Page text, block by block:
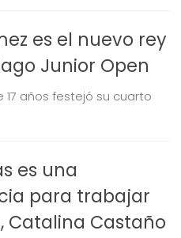
es el nuevo rey
Junior Open
17 años festejó su cuarto
es una
para trabajar
Catalina Castaño